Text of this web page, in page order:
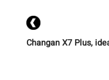
Changan X7 Plus,